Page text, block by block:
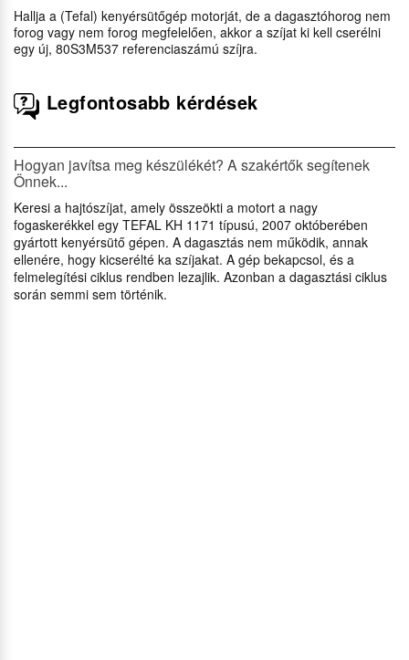
Hallja a (Tefal) kenyérsütőgép motorját, de a dagasztóhorog nem
forog vagy nem forog megfelelően, akkor a szíjat ki kell cserélni
egy új, 80S3M537 referenciaszámú szíjra.
Legfontosabb kérdések
Hogyan javítsa meg készülékét? A szakértők segítenek
Önnek...
Keresi a hajtószíjat, amely összeökti a motort a nagy
fogaskerékkel egy TEFAL KH 1171 típusú, 2007 októberében
gyártott kenyérsütő gépen. A dagasztás nem működik, annak
ellenére, hogy kicserélté ka szíjakat. A gép bekapcsol, és a
felmelegítési ciklus rendben lezajlik. Azonban a dagasztási ciklus
során semmi sem történik.